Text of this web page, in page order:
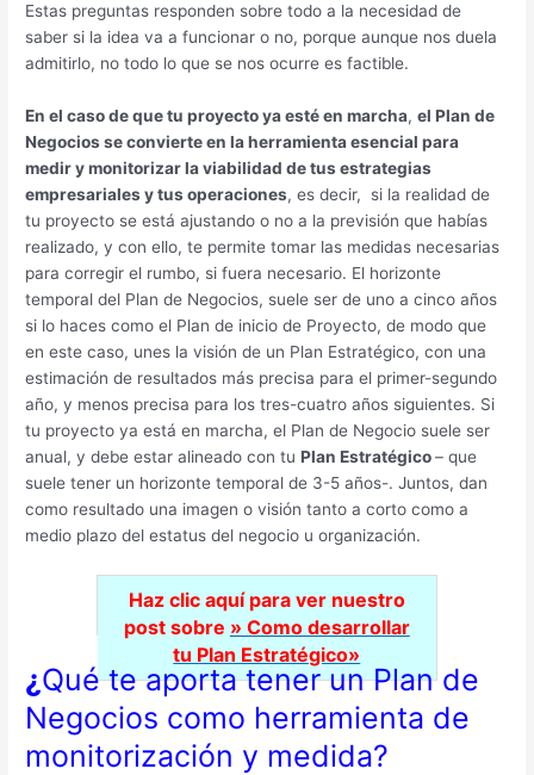
Estas preguntas responden sobre todo a la necesidad de
saber si la idea va a funcionar o no, porque aunque nos duela
admitirlo, no todo lo que se nos ocurre es factible.
En el caso de que tu proyecto ya esté en marcha,el Plan de
Negocios se convierte en la herramienta esencial para
medir y monitorizar la viabilidad de tus estrategias
empresariales y tus operaciones, es decir, si la realidad de
tu proyecto se está ajustando o no a la previsión que habías
realizado, y con ello, te permite tomar las medidas necesarias
para corregir el rumbo, si fuera necesario. El horizonte
temporal del Plan de Negocios, suele ser de uno a cinco años
si lo haces como el Plan de inicio de Proyecto, de modo que
en este caso, unes la visión de un Plan Estratégico, con una
estimación de resultados más precisa para el primer-segundo
año, y menos precisa para los tres-cuatro años siguientes. Si
tu proyecto ya está en marcha, el Plan de Negocio suele ser
anual, y debe estar alineado con tuPlan Estratégico– que
suele tener un horizonte temporal de 3-5 años-. Juntos, dan
como resultado una imagen o visión tanto a corto como a
medio plazo del estatus del negocio u organización.
Haz clic aquí para ver nuestro
post sobre » Como desarrollar
tu Plan Estratégico»
¿Qué te aporta tener un Plan de
Negocios como herramienta de
monitorización y medida?